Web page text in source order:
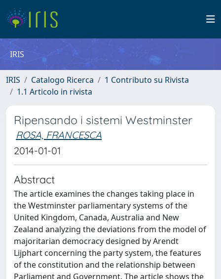
IRIS
IRIS Catalogo Ricerca
1 Contributo su Rivista
1.1 Articolo in rivista
Ripensando i sistemi Westminster
ROSA, FRANCESCA
2014-01-01
Abstract
The article examines the changes taking place in
the Westminster parliamentary systems of the
United Kingdom, Canada, Australia and New
Zealand analyzing the deviations from the model of
majoritarian democracy designed by Arendt
Lijphart concerning the party system, the features
of the constitution and the relationship between
Parliament and Government. The article shows the